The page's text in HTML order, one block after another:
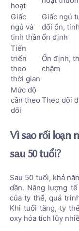
hoạt
Giấc
ngủ và
tinh thần
Giấc ngủ
đối ổn,
ổn định
Tiến
triển
theo
thời gian
Ổn định,
chậm
Mức độ
cần theo
dõi
Theo dõi
Vì sao rối loạn
sau 50 tuổi?
Sau 50 tuổi, khả
dần. Năng lượng
của ty thể, quá
Khi tuổi tăng, ty
oxy hóa tích lũy